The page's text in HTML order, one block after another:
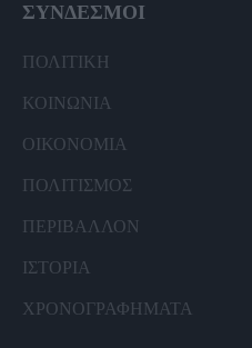
ΣΥΝΔΕΣΜΟΙ
ΠΟΛΙΤΙΚΗ
ΚΟΙΝΩΝΙΑ
ΟΙΚΟΝΟΜΙΑ
ΠΟΛΙΤΙΣΜΟΣ
ΠΕΡΙΒΑΛΛΟΝ
ΙΣΤΟΡΙΑ
ΧΡΟΝΟΓΡΑΦΗΜΑΤΑ